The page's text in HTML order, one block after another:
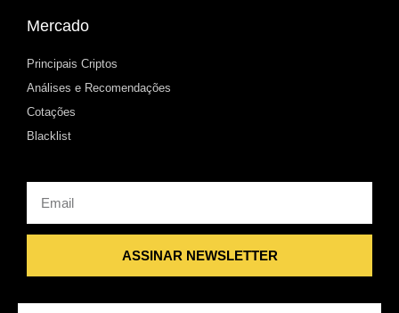
Mercado
Principais Criptos
Análises e Recomendações
Cotações
Blacklist
ASSINAR NEWSLETTER